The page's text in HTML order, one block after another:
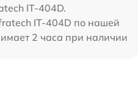
IT-404D.
IT-404D по нашей
2 часа при наличии